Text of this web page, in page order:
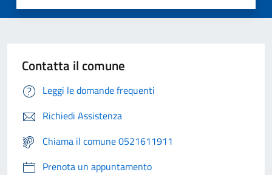
Contatta il comune
Leggi le domande frequenti
Richiedi Assistenza
Chiama il comune 0521611911
Prenota un appuntamento